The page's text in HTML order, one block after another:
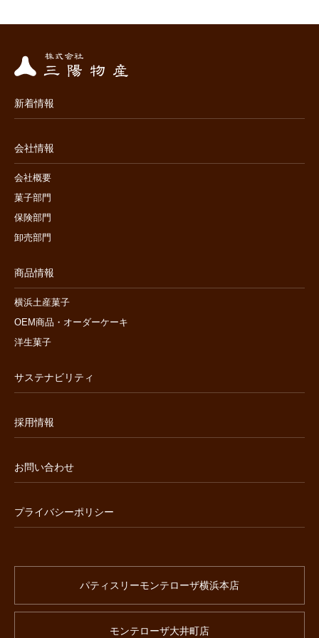
新着情報
会社情報
会社概要
菓子部門
保険部門
卸売部門
商品情報
横浜土産菓子
OEM商品・オーダーケーキ
洋生菓子
サステナビリティ
採用情報
お問い合わせ
プライバシーポリシー
パティスリーモンテローザ横浜本店
モンテローザ大井町店